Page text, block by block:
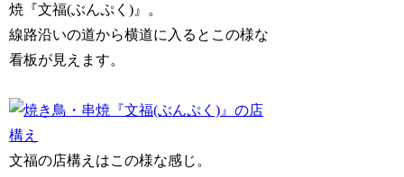
焼『文福(ぶんぷく)』。
線路沿いの道から横道に入るとこの様な
看板が見えます。
文福の店構えはこの様な感じ。